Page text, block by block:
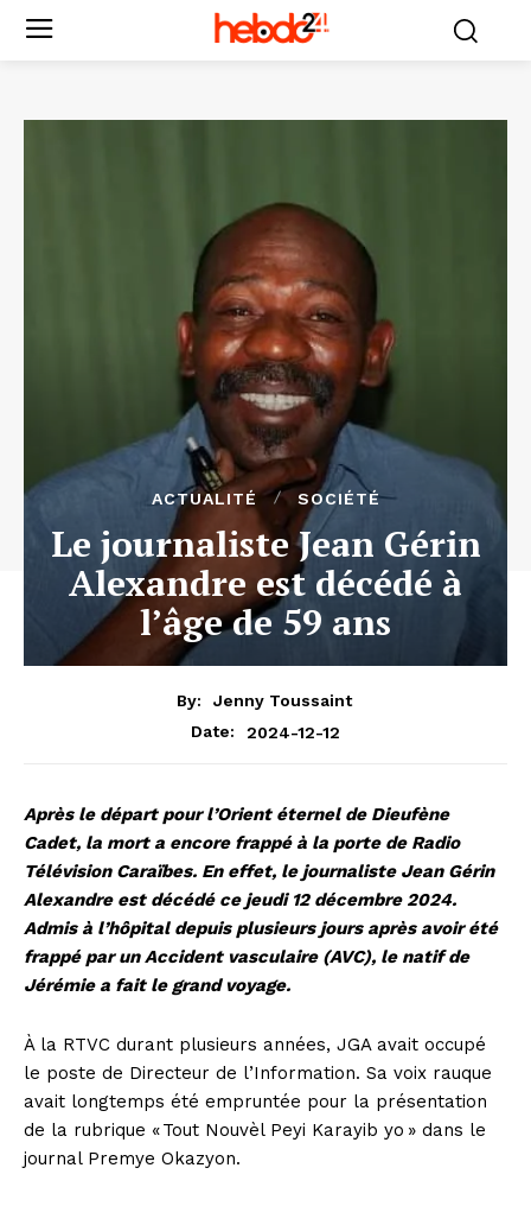
ACTUALITÉ SOCIÉTÉ
Le journaliste Jean Gérin
Alexandre est décédé à
l’âge de 59 ans
By:
Jenny Toussaint
Date:
2024-12-12
Après le départ pour l’Orient éternel de Dieufène
Cadet, la mort a encore frappé à la porte de Radio
Télévision Caraïbes. En effet, le journaliste Jean Gérin
Alexandre est décédé ce jeudi 12 décembre 2024.
Admis à l’hôpital depuis plusieurs jours après avoir été
frappé par un Accident vasculaire (AVC), le natif de
Jérémie a fait le grand voyage.
À la RTVC durant plusieurs années, JGA avait occupé
le poste de Directeur de l’Information. Sa voix rauque
avait longtemps été empruntée pour la présentation
de la rubrique « Tout Nouvèl Peyi Karayib yo » dans le
journal Premye Okazyon.